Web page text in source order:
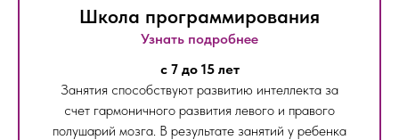
Школа программирования
Узнать подробнее
c 7 до 15 лет
Занятия способствуют развитию интеллекта за
счет гармоничного развития левого и правого
полушарий мозга. В результате занятий у ребенка